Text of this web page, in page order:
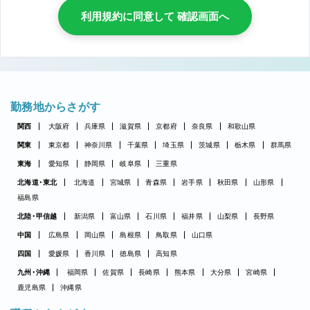
利用規約に同意して 確認画面へ
勤務地からさがす
関西 大阪府 兵庫県 滋賀県 京都府 奈良県 和歌山県
関東 東京都 神奈川県 千葉県 埼玉県 茨城県 栃木県 群馬県
東海 愛知県 静岡県 岐阜県 三重県
北海道・東北 北海道 宮城県 青森県 岩手県 秋田県
山形県
福島県
北陸・甲信越 新潟県 富山県 石川県 福井県 山梨県 長野県
中国 広島県 岡山県 島根県 鳥取県 山口県
四国 愛媛県 香川県 徳島県 高知県
九州・沖縄 福岡県 佐賀県 長崎県 熊本県 大分県
宮崎県
鹿児島県
沖縄県